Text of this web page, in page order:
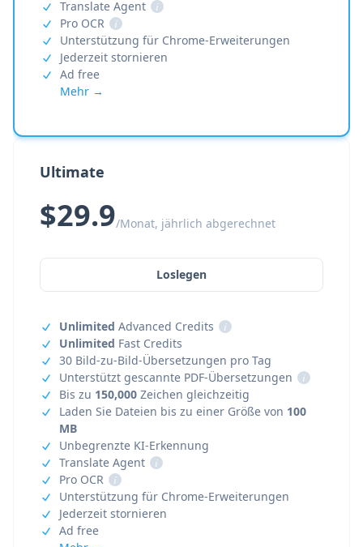
Translate Agent
i
Pro OCR
i
Unterstützung für Chrome-Erweiterungen
Jederzeit stornieren
Ad free
Mehr →
Ultimate
$29.9/Monat, jährlich abgerechnet
Loslegen
Unlimited Advanced Credits
i
Unlimited Fast Credits
30 Bild-zu-Bild-Übersetzungen pro Tag
Unterstützt gescannte PDF-Übersetzungen
i
Bis zu 150,000 Zeichen gleichzeitig
Laden Sie Dateien bis zu einer Größe von 100
MB
Unbegrenzte KI-Erkennung
Translate Agent
i
Pro OCR
i
Unterstützung für Chrome-Erweiterungen
Jederzeit stornieren
Ad free